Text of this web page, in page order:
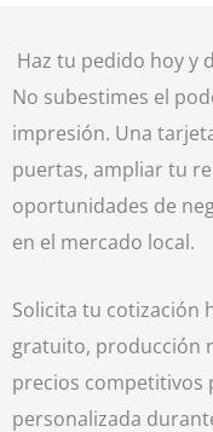
Haz tu pedido hoy y
No subestimes el
impresión. Una
puertas, ampliar tu
oportunidades de
en el mercado local.
Solicita tu cotización
gratuito, producción
precios competitivos
personalizada